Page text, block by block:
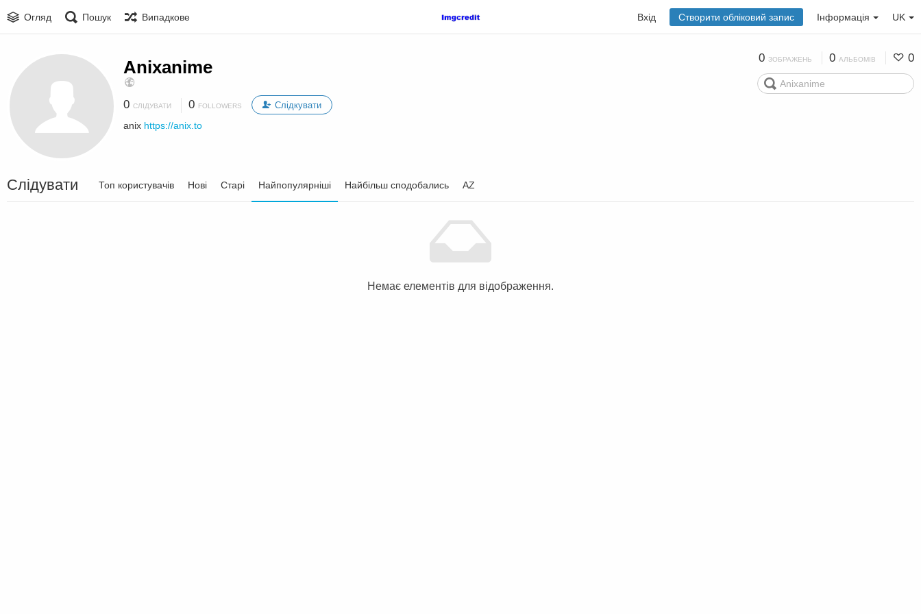
Огляд Пошук Випадкове Вхід Створити обліковий запис Інформація UK
Anixanime
0 СЛІДУВАТИ 0 FOLLOWERS Слідкувати
anix https://anix.to
0 ЗОБРАЖЕНЬ 0 АЛЬБОМІВ 0
Слідувати Топ користувачів Нові Старі Найпопулярніші Найбільш сподобались AZ
Немає елементів для відображення.